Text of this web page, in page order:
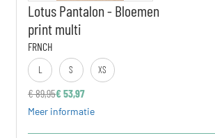
Lotus Pantalon - Bloemen
print multi
FRNCH
L S XS
€89,95€53,97
Meer informatie